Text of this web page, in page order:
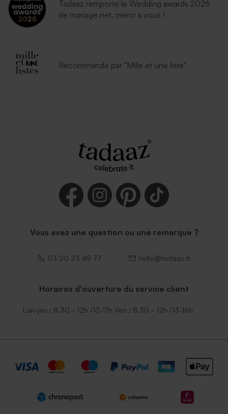
Tadaaz remporte le Wedding awards 2026
de mariage.net, merci à vous !
Recommandé par "Mille et une liste"
Vous avez une question ou une remarque ?
03 20 23 49 77 hello@tadaaz.fr
Horaires d'ouverture du service client
Lun-jeu : 8.30 - 12h /13-17h Ven : 8.30 - 12h /13-16h